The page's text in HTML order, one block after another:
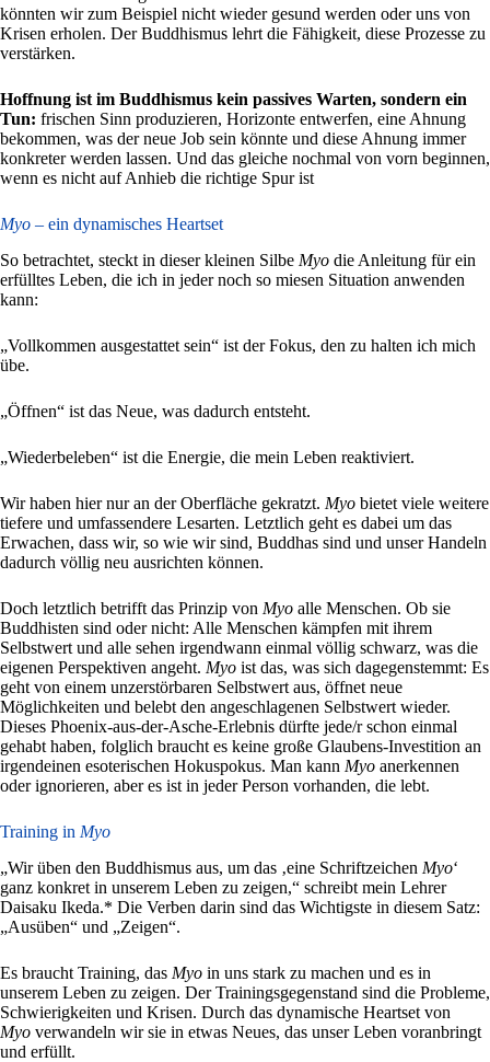
könnten wir zum Beispiel nicht wieder gesund werden oder uns von
Krisen erholen. Der Buddhismus lehrt die Fähigkeit, diese Prozesse zu
verstärken.
Hoffnung ist im Buddhismus kein passives Warten, sondern ein
Tun: frischen Sinn produzieren, Horizonte entwerfen, eine Ahnung
bekommen, was der neue Job sein könnte und diese Ahnung immer
konkreter werden lassen. Und das gleiche nochmal von vorn beginnen,
wenn es nicht auf Anhieb die richtige Spur ist
Myo – ein dynamisches Heartset
So betrachtet, steckt in dieser kleinen Silbe Myo die Anleitung für ein
erfülltes Leben, die ich in jeder noch so miesen Situation anwenden
kann:
„Vollkommen ausgestattet sein“ ist der Fokus, den zu halten ich mich
übe.
„Öffnen“ ist das Neue, was dadurch entsteht.
„Wiederbeleben“ ist die Energie, die mein Leben reaktiviert.
Wir haben hier nur an der Oberfläche gekratzt. Myo bietet viele weitere
tiefere und umfassendere Lesarten. Letztlich geht es dabei um das
Erwachen, dass wir, so wie wir sind, Buddhas sind und unser Handeln
dadurch völlig neu ausrichten können.
Doch letztlich betrifft das Prinzip von Myo alle Menschen. Ob sie
Buddhisten sind oder nicht: Alle Menschen kämpfen mit ihrem
Selbstwert und alle sehen irgendwann einmal völlig schwarz, was die
eigenen Perspektiven angeht. Myo ist das, was sich dagegenstemmt: Es
geht von einem unzerstörbaren Selbstwert aus, öffnet neue
Möglichkeiten und belebt den angeschlagenen Selbstwert wieder.
Dieses Phoenix-aus-der-Asche-Erlebnis dürfte jede/r schon einmal
gehabt haben, folglich braucht es keine große Glaubens-Investition an
irgendeinen esoterischen Hokuspokus. Man kann Myo anerkennen
oder ignorieren, aber es ist in jeder Person vorhanden, die lebt.
Training in Myo
„Wir üben den Buddhismus aus, um das ‚eine Schriftzeichen Myo‘
ganz konkret in unserem Leben zu zeigen,“ schreibt mein Lehrer
Daisaku Ikeda.* Die Verben darin sind das Wichtigste in diesem Satz:
„Ausüben“ und „Zeigen“.
Es braucht Training, das Myo in uns stark zu machen und es in
unserem Leben zu zeigen. Der Trainingsgegenstand sind die Probleme,
Schwierigkeiten und Krisen. Durch das dynamische Heartset von
Myo verwandeln wir sie in etwas Neues, das unser Leben voranbringt
und erfüllt.